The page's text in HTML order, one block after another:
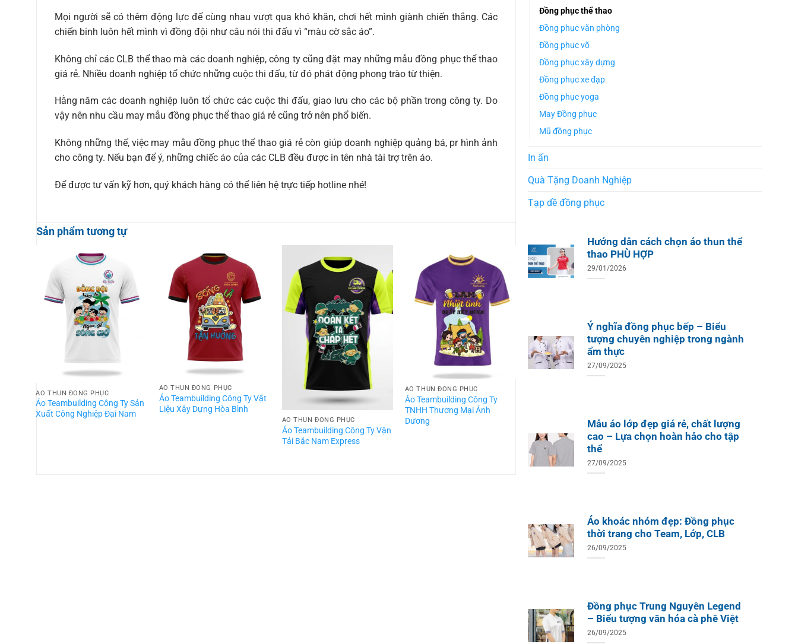
Mọi người sẽ có thêm động lực để cùng nhau vượt qua khó khăn, chơi hết mình giành chiến thắng. Các
chiến binh luôn hết mình vì đồng đội như câu nói thi đấu vì “màu cờ sắc áo”.
Không chỉ các CLB thể thao mà các doanh nghiệp, công ty cũng đặt may những mẫu đồng phục thể thao
giá rẻ. Nhiều doanh nghiệp tổ chức những cuộc thi đấu, từ đó phát động phong trào từ thiện.
Hằng năm các doanh nghiệp luôn tổ chức các cuộc thi đấu, giao lưu cho các bộ phần trong công ty. Do
vậy nên nhu cầu may mẫu đồng phục thể thao giá rẻ cũng trở nên phổ biến.
Không những thế, việc may mẫu đồng phục thể thao giá rẻ còn giúp doanh nghiệp quảng bá, pr hình ảnh
cho công ty. Nếu bạn để ý, những chiếc áo của các CLB đều được in tên nhà tài trợ trên áo.
Để được tư vấn kỹ hơn, quý khách hàng có thể liên hệ trực tiếp hotline nhé!
Sản phẩm tương tự
ÁO THUN ĐỒNG PHỤC
Áo Teambuilding Công Ty Sản
Xuất Công Nghiệp Đại Nam
ÁO THUN ĐỒNG PHỤC
Áo Teambuilding Công Ty Vật
Liệu Xây Dựng Hòa Bình
ÁO THUN ĐỒNG PHỤC
Áo Teambuilding Công Ty Vận
Tải Bắc Nam Express
ÁO THUN ĐỒNG PHỤC
Áo Teambuilding Công Ty
TNHH Thương Mại Ánh
Dương
ÁO THUN ĐỒNG PHỤC
Áo Teambuilding Công Ty
Thủy Sản Biển Xanh
Đồng phục thể thao
Đồng phục văn phòng
Đồng phục võ
Đồng phục xây dựng
Đồng phục xe đạp
Đồng phục yoga
May Đồng phục
Mũ đồng phục
In ấn
Quà Tặng Doanh Nghiệp
Tạp dề đồng phục
Hướng dẫn cách chọn áo thun thể
thao PHÙ HỢP
29/01/2026
Ý nghĩa đồng phục bếp – Biểu
tượng chuyên nghiệp trong ngành
ẩm thực
27/09/2025
Mẫu áo lớp đẹp giá rẻ, chất lượng
cao – Lựa chọn hoàn hảo cho tập
thể
27/09/2025
Áo khoác nhóm đẹp: Đồng phục
thời trang cho Team, Lớp, CLB
26/09/2025
Đồng phục Trung Nguyên Legend
– Biểu tượng văn hóa cà phê Việt
26/09/2025